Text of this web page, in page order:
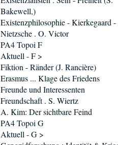
Bakewell,)
Existenzphilosophie - Kierkegaard -
Nietzsche . O. Victor
PA4 Topoi F
Aktuell - F >
Fiktion - Ränder (J. Rancière)
Erasmus ... Klage des Friedens
Freunde und Interessenten
Freundschaft . S. Wiertz
A. Kim: Der sichtbare Feind
PA4 Topoi G
Aktuell - G >